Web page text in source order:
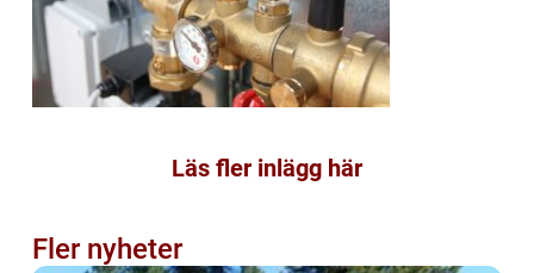
Läs fler inlägg här
Fler nyheter